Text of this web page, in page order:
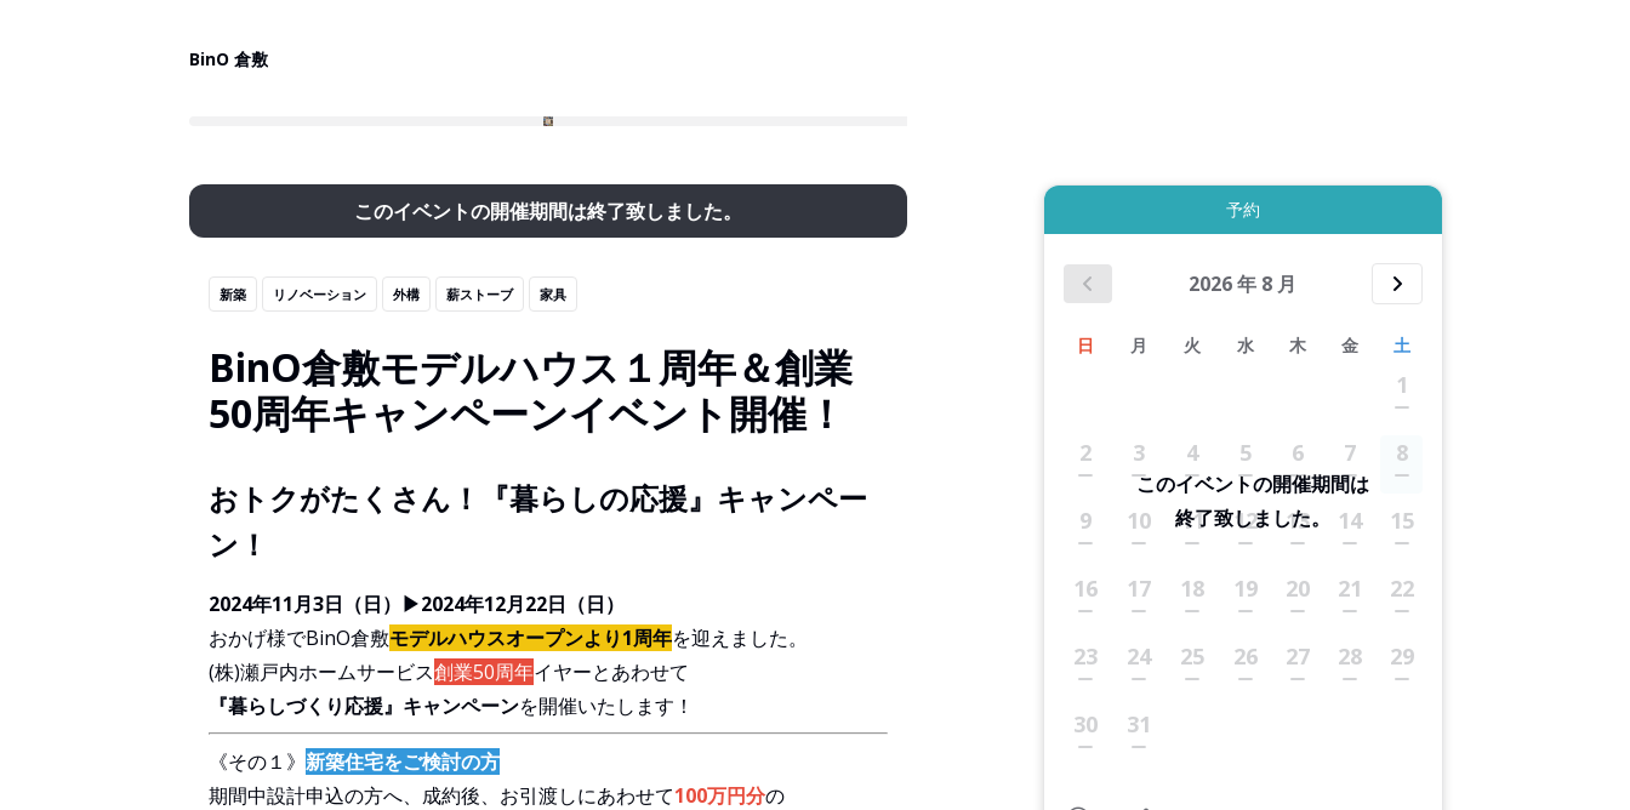
BinO 倉敷
このイベントの開催期間は終了致しました。
新築 リノベーション 外構 薪ストーブ 家具
BinO倉敷モデルハウス１周年＆創業
50周年キャンペーンイベント開催！
おトクがたくさん！『暮らしの応援』キャンペー
ン！
2024年11月3日（日）▶2024年12月22日（日）
おかげ様でBinO倉敷モデルハウスオープンより1周年を迎えました。
(株)瀬戸内ホームサービス創業50周年イヤーとあわせて
『暮らしづくり応援』キャンペーンを開催いたします！
《その１》 新築住宅をご検討の方
期間中設計申込の方へ、成約後、お引渡しにあわせて100万円分の
予約
2026年 8 月
日 月 火 水 木 金 土
1
2 3 4 5 6 7 8
9 10 11 12 13 14 15
16 17 18 19 20 21 22
23 24 25 26 27 28 29
30 31
このイベントの開催期間は
終了致しました。